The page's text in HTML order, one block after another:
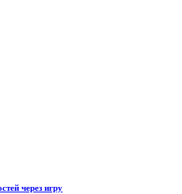
через игру